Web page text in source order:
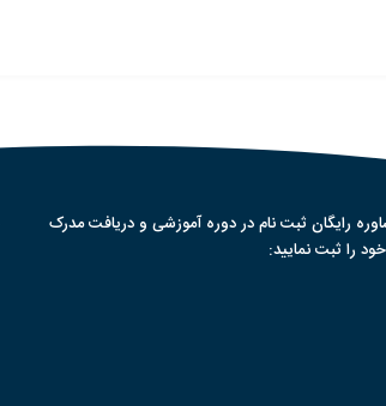
رایگان ثبت نام در دوره آموزشی و دریافت مدرک
را ثبت نمایید: